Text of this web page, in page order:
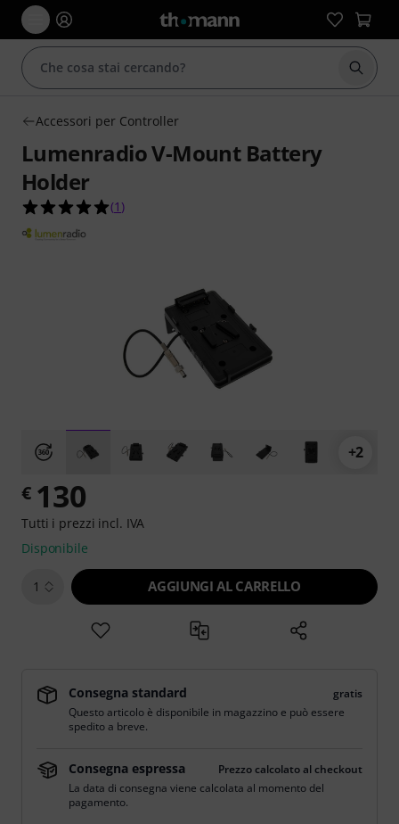
Accessori per Controller
Lumenradio V-Mount Battery
Holder
5.0 su 5 stelle su 1 valutazioni dei clienti
(1 )
+2
€ 130
Tutti i prezzi incl. IVA
Disponibile
1 AGGIUNGI AL CARRELLO
Consegna standard
gratis
Questo articolo è disponibile in magazzino e può essere
spedito a breve.
Consegna espressa
Prezzo calcolato al checkout
La data di consegna viene calcolata al momento del
pagamento.